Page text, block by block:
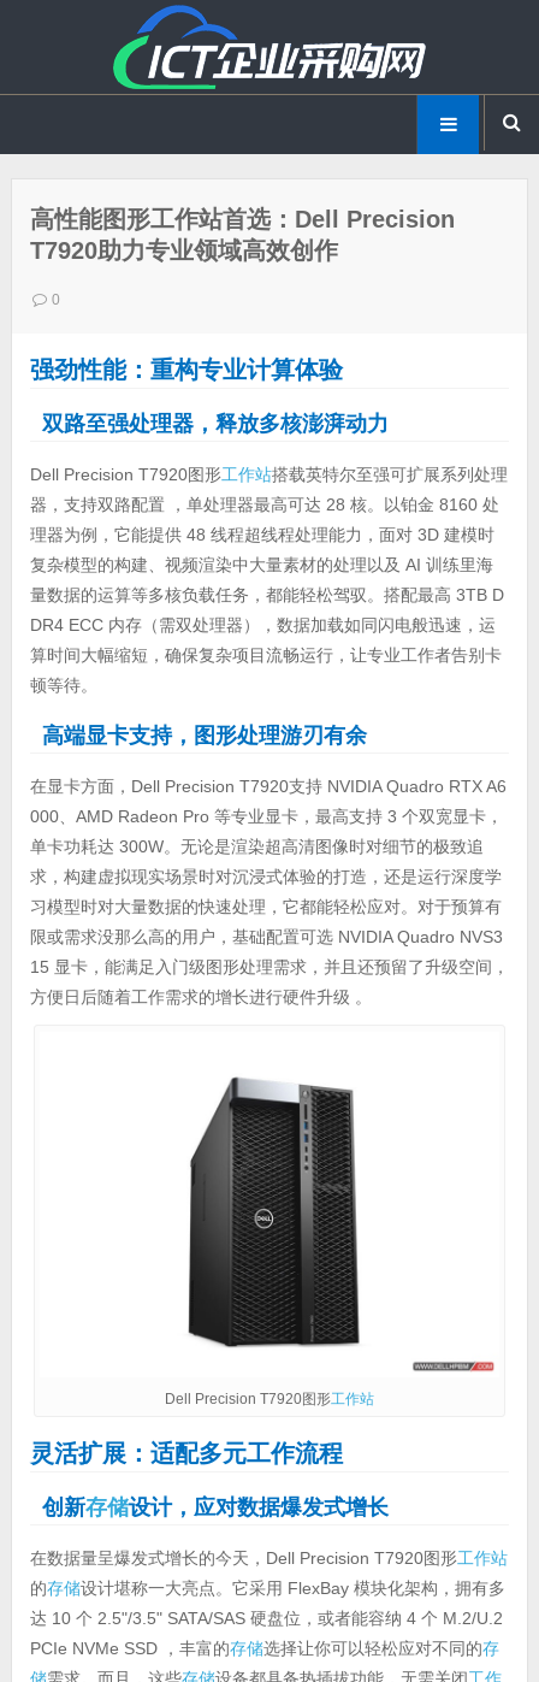
高性能图形工作站首选：Dell Precision
T7920助力专业领域高效创作
0
强劲性能：重构专业计算体验
双路至强处理器，释放多核澎湃动力
Dell Precision T7920图形工作站搭载英特尔至强可扩展系列处理
器，支持双路配置 ，单处理器最高可达 28 核。以铂金 8160 处
理器为例，它能提供 48 线程超线程处理能力，面对 3D 建模时
复杂模型的构建、视频渲染中大量素材的处理以及 AI 训练里海
量数据的运算等多核负载任务，都能轻松驾驭。搭配最高 3TB D
DR4 ECC 内存（需双处理器），数据加载如同闪电般迅速，运
算时间大幅缩短，确保复杂项目流畅运行，让专业工作者告别卡
顿等待。
高端显卡支持，图形处理游刃有余
在显卡方面，Dell Precision T7920支持 NVIDIA Quadro RTX A6
000、AMD Radeon Pro 等专业显卡，最高支持 3 个双宽显卡，
单卡功耗达 300W。无论是渲染超高清图像时对细节的极致追
求，构建虚拟现实场景时对沉浸式体验的打造，还是运行深度学
习模型时对大量数据的快速处理，它都能轻松应对。对于预算有
限或需求没那么高的用户，基础配置可选 NVIDIA Quadro NVS3
15 显卡，能满足入门级图形处理需求，并且还预留了升级空间，
方便日后随着工作需求的增长进行硬件升级 。
Dell Precision T7920图形工作站
灵活扩展：适配多元工作流程
创新存储设计，应对数据爆发式增长
在数据量呈爆发式增长的今天，Dell Precision T7920图形工作站
的存储设计堪称一大亮点。它采用 FlexBay 模块化架构，拥有多
达 10 个 2.5"/3.5" SATA/SAS 硬盘位，或者能容纳 4 个 M.2/U.2
PCIe NVMe SSD ，丰富的存储选择让你可以轻松应对不同的存
储需求。而且，这些存储设备都具备热插拔功能，无需关闭工作